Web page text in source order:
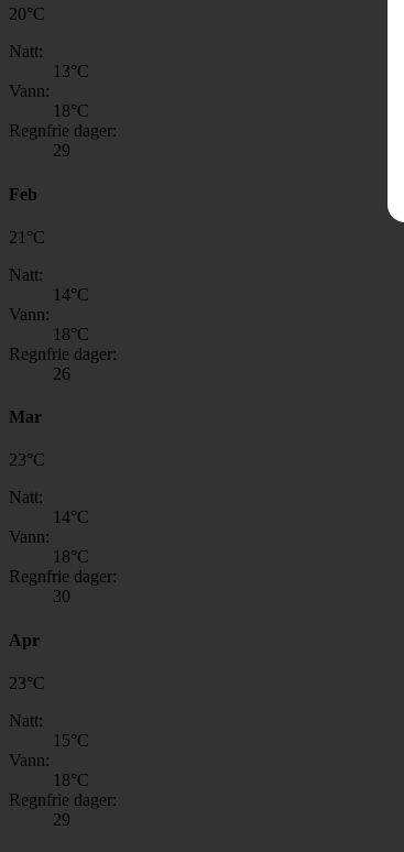
20°C
Natt:
13°C
Vann:
18°C
Regnfrie dager:
29
Feb
21 °C
Natt:
14°C
Vann:
18°C
Regnfrie dager:
26
Mar
23°C
Natt:
14°C
Vann:
18°C
Regnfrie dager:
30
Apr
23°C
Natt:
15°C
Vann:
18°C
Regnfrie dager:
29